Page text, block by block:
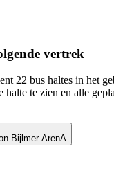
vertrek
22 bus haltes in het
te zien en alle
Bijlmer ArenA